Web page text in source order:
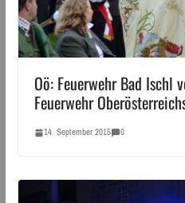
Oö: Feuerwehr Bad Ischl
Feuerwehr
14. September 2015 0